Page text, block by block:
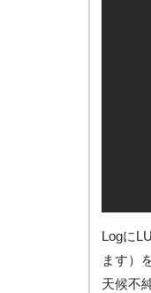
Logに
ます）
天候不